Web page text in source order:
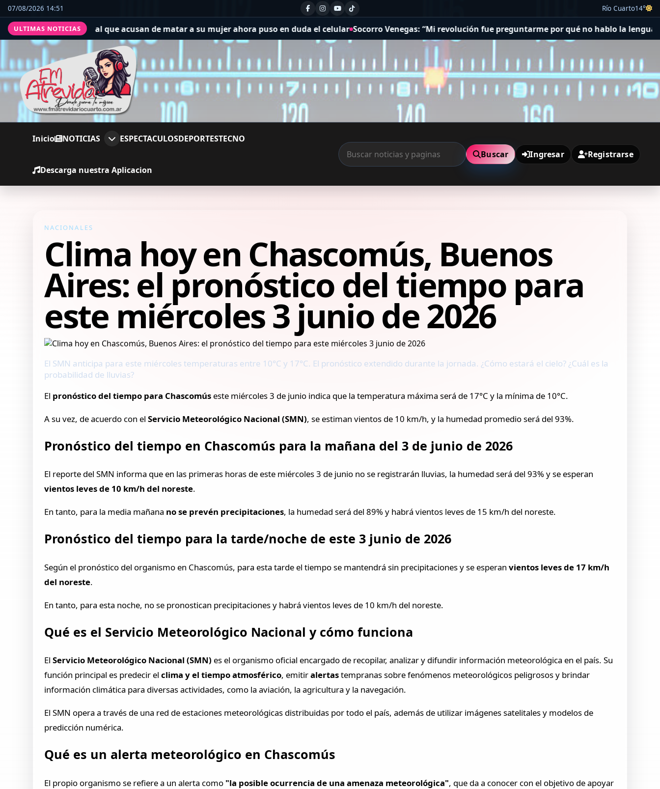
07/08/2026 14:51 Río Cuarto14°
ULTIMAS NOTICIAS
al que acusan de matar a su mujer ahora puso en duda el celular Socorro Venegas: “Mi revolución fue preguntarme por qué no hablo la lengua de mi madre”
Inicio NOTICIAS ESPECTACULOSDEPORTESTECNO
Descarga nuestra Aplicacion
Buscar Ingresar Registrarse
NACIONALES
Clima hoy en Chascomús, Buenos
Aires: el pronóstico del tiempo para
este miércoles 3 junio de 2026
El SMN anticipa para este miércoles temperaturas entre 10°C y 17°C. El pronóstico extendido durante la jornada. ¿Cómo estará el cielo? ¿Cuál es la
probabilidad de lluvias?
El pronóstico del tiempo para Chascomús este miércoles 3 de junio indica que la temperatura máxima será de 17°C y la mínima de 10°C.
A su vez, de acuerdo con elServicio Meteorológico Nacional (SMN), se estiman vientos de 10 km/h, y la humedad promedio será del 93%.
Pronóstico del tiempo en Chascomús para la mañana del 3 de junio de 2026
El reporte del SMN informa que en las primeras horas de este miércoles 3 de junio no se registrarán lluvias, la humedad será del 93% y se esperan
vientos leves de 10 km/h del noreste.
En tanto, para la media mañana no se prevén precipitaciones, la humedad será del 89% y habrá vientos leves de 15 km/h del noreste.
Pronóstico del tiempo para la tarde/noche de este 3 junio de 2026
Según el pronóstico del organismo en Chascomús, para esta tarde el tiempo se mantendrá sin precipitaciones y se esperanvientos leves de 17 km/h
del noreste.
En tanto, para esta noche, no se pronostican precipitaciones y habrá vientos leves de 10 km/h del noreste.
Qué es el Servicio Meteorológico Nacional y cómo funciona
ElServicio Meteorológico Nacional (SMN) es el organismo oficial encargado de recopilar, analizar y difundir información meteorológica en el país. Su
función principal es predecir elclima y el tiempo atmosférico, emitiralertastempranas sobre fenómenos meteorológicos peligrosos y brindar
información climática para diversas actividades, como la aviación, la agricultura y la navegación.
El SMN opera a través de una red de estaciones meteorológicas distribuidas por todo el país, además de utilizar imágenes satelitales y modelos de
predicción numérica.
Qué es un alerta meteorológico en Chascomús
El propio organismo se refiere a un alerta como "la posible ocurrencia de una amenaza meteorológica", que da a conocer con el objetivo de apoyar